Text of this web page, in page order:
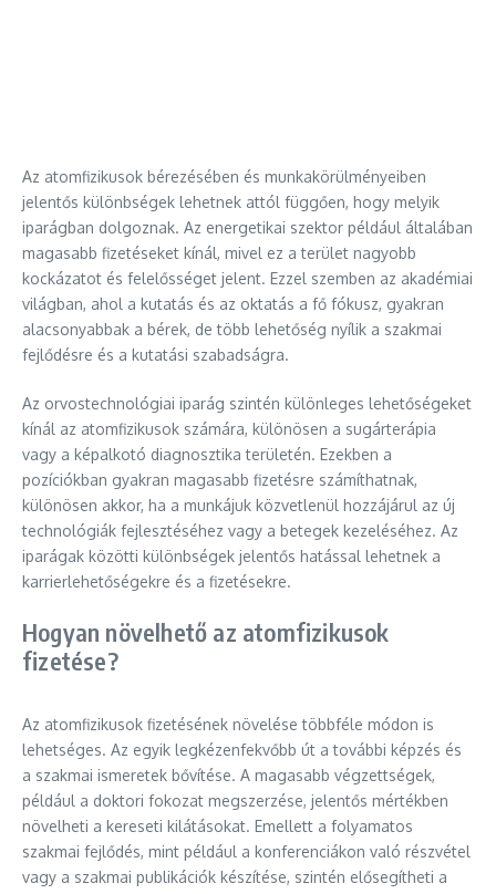
Az atomfizikusok bérezésében és munkakörülményeiben
jelentős különbségek lehetnek attól függően, hogy melyik
iparágban dolgoznak. Az energetikai szektor például általában
magasabb fizetéseket kínál, mivel ez a terület nagyobb
kockázatot és felelősséget jelent. Ezzel szemben az akadémiai
világban, ahol a kutatás és az oktatás a fő fókusz, gyakran
alacsonyabbak a bérek, de több lehetőség nyílik a szakmai
fejlődésre és a kutatási szabadságra.
Az orvostechnológiai iparág szintén különleges lehetőségeket
kínál az atomfizikusok számára, különösen a sugárterápia
vagy a képalkotó diagnosztika területén. Ezekben a
pozíciókban gyakran magasabb fizetésre számíthatnak,
különösen akkor, ha a munkájuk közvetlenül hozzájárul az új
technológiák fejlesztéséhez vagy a betegek kezeléséhez. Az
iparágak közötti különbségek jelentős hatással lehetnek a
karrierlehetőségekre és a fizetésekre.
Hogyan növelhető az atomfizikusok
fizetése?
Az atomfizikusok fizetésének növelése többféle módon is
lehetséges. Az egyik legkézenfekvőbb út a további képzés és
a szakmai ismeretek bővítése. A magasabb végzettségek,
például a doktori fokozat megszerzése, jelentős mértékben
növelheti a kereseti kilátásokat. Emellett a folyamatos
szakmai fejlődés, mint például a konferenciákon való részvétel
vagy a szakmai publikációk készítése, szintén elősegítheti a